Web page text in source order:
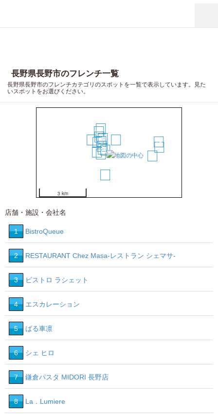
長野県長野市のフレンチ一覧
長野県長野市のフレンチカテゴリのスポットを一覧で表示しています。見た
いスポットをお選びください。
1
2
3
46
7
8
9
10
11
12
13
16
17
3 km
店舗・施設・会社名
1 BistroQueue
2 RESTAURANT Chez Masa‐レストラン シェマサ‐
3 ビストロ ラシェット
4 エスカレーション
5 ばる車凛
6 シェ ヒロ
7 鎌倉パスタ MIDORI 長野店
8 La．Lumiere